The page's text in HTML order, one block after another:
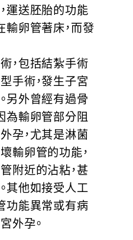
運送胚胎的功能
輸卵管著床，而發
，包括結紮手術
手術，發生子宮
另外曾經有過骨
為輸卵管部分阻
孕，尤其是淋菌
輸卵管的功能，
附近的沾粘，甚
其他如接受人工
功能異常或有病
外孕。